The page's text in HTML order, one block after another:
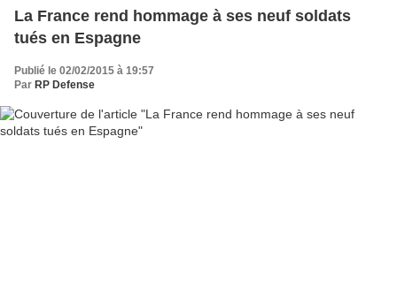
La France rend hommage à ses neuf soldats
tués en Espagne
Publié le 02/02/2015 à 19:57
Par RP Defense